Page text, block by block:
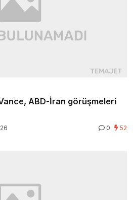
Vance, ABD-İran görüşmeleri
0 52